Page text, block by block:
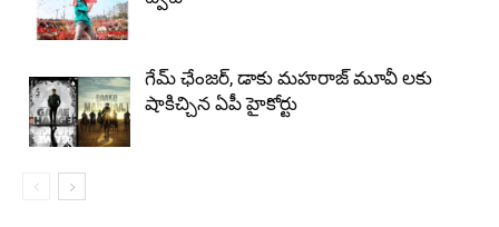
గేమ్ ఛేంజర్, డాకు మహరాజ్ మూవీ లకు
షాకిచ్చిన ఏపీ హైకోర్టు